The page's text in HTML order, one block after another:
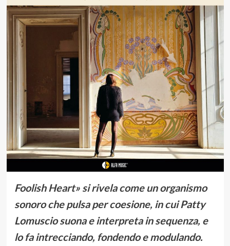
Foolish Heart» si rivela come un organismo
sonoro che pulsa per coesione, in cui Patty
Lomuscio suona e interpreta in sequenza, e
lo fa intrecciando, fondendo e modulando.